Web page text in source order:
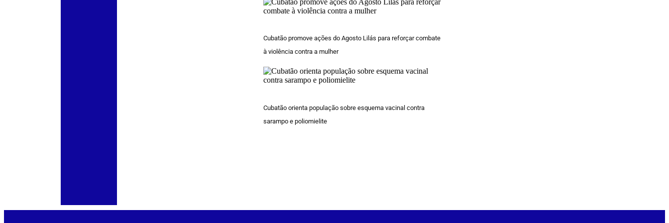
Cubatão promove ações do Agosto Lilás para reforçar combate
à violência contra a mulher
Cubatão orienta população sobre esquema vacinal contra
sarampo e poliomielite